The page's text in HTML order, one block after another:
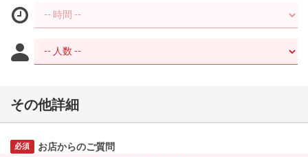
その他詳細
お店からのご質問
必須